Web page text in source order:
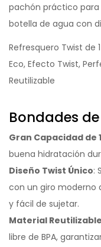
pachón práctico para
botella de agua con
Refresquero Twist de
Eco, Efecto Twist,
Reutilizable
Bondades
Gran Capacidad de
buena hidratación
Diseño Twist Único:
con un giro
y fácil de sujetar.
Material
libre de BPA,